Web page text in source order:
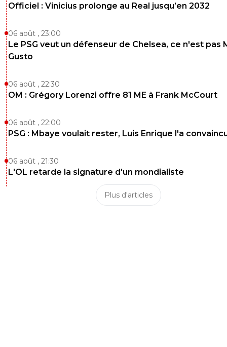
Officiel : Vinicius prolonge au Real jusqu’en 2032
06 août , 23:00
Le PSG veut un défenseur de Chelsea, ce n'est pas
Gusto
06 août , 22:30
OM : Grégory Lorenzi offre 81 ME à Frank McCourt
06 août , 22:00
PSG : Mbaye voulait rester, Luis Enrique l'a
06 août , 21:30
L'OL retarde la signature d'un mondialiste
Plus d'articles